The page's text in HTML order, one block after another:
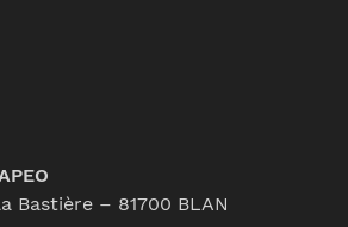
Bastière – 81700 BLAN